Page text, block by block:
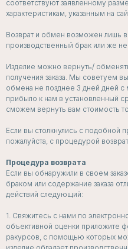
соответствуют заявленному
характеристикам, указанным на
Возврат и обмен возможен лишь
производственный брак или же
Изделие можно вернуть/
получения заказа. Мы советуем
обмена не позднее 3 дней дней с
прибыло к нам в установленный
сможем вернуть вам стоимость
Если вы столкнулись с подобной
пожалуйста, с процедурой
Процедура возврата
Если вы обнаружили в своем
браком или содержание заказа
действий следующий:
1. Свяжитесь с нами по
объективной оценки приложите
ракурсов, с помощью которых